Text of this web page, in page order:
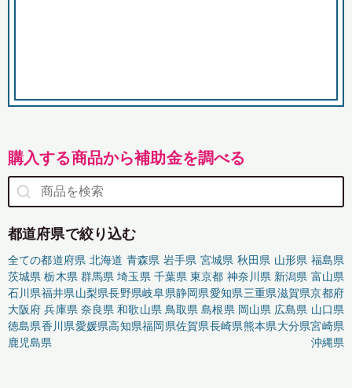
購入する商品から補助金を調べる
都道府県で絞り込む
全ての都道府県 北海道 青森県 岩手県 宮城県 秋田県 山形県 福島県
茨城県 栃木県 群馬県 埼玉県 千葉県 東京都 神奈川県 新潟県 富山県
石川県福井県山梨県長野県岐阜県静岡県愛知県三重県滋賀県京都府
大阪府 兵庫県 奈良県 和歌山県 鳥取県 島根県 岡山県 広島県 山口県
徳島県香川県愛媛県高知県福岡県佐賀県長崎県熊本県大分県宮崎県
鹿児島県
沖縄県